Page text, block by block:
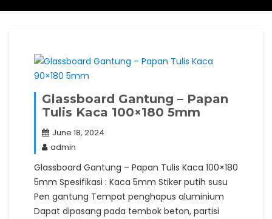
Glassboard Gantung – Papan
Tulis Kaca 100×180 5mm
June 18, 2024
admin
Glassboard Gantung – Papan Tulis Kaca 100×180
5mm Spesifikasi : Kaca 5mm Stiker putih susu
Pen gantung Tempat penghapus aluminium
Dapat dipasang pada tembok beton, partisi